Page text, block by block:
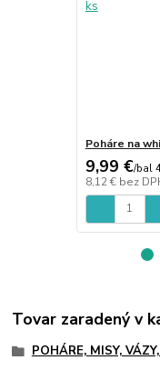
Poháre na
9,99 €/bal
8,12 € bez
Tovar zaradený v
POHÁRE, MISY,